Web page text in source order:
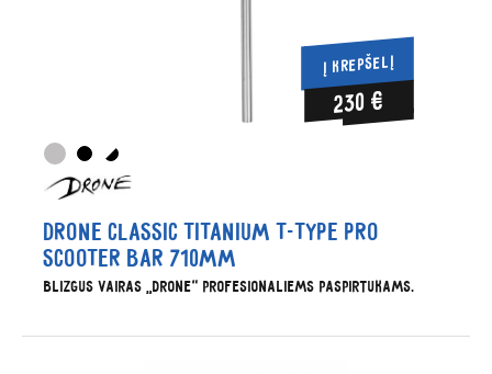
Į KREPŠELĮ
230 €
Drone Classic Titanium T-type Pro
Scooter Bar 710mm
Blizgus vairas „Drone“ profesionaliems paspirtukams.